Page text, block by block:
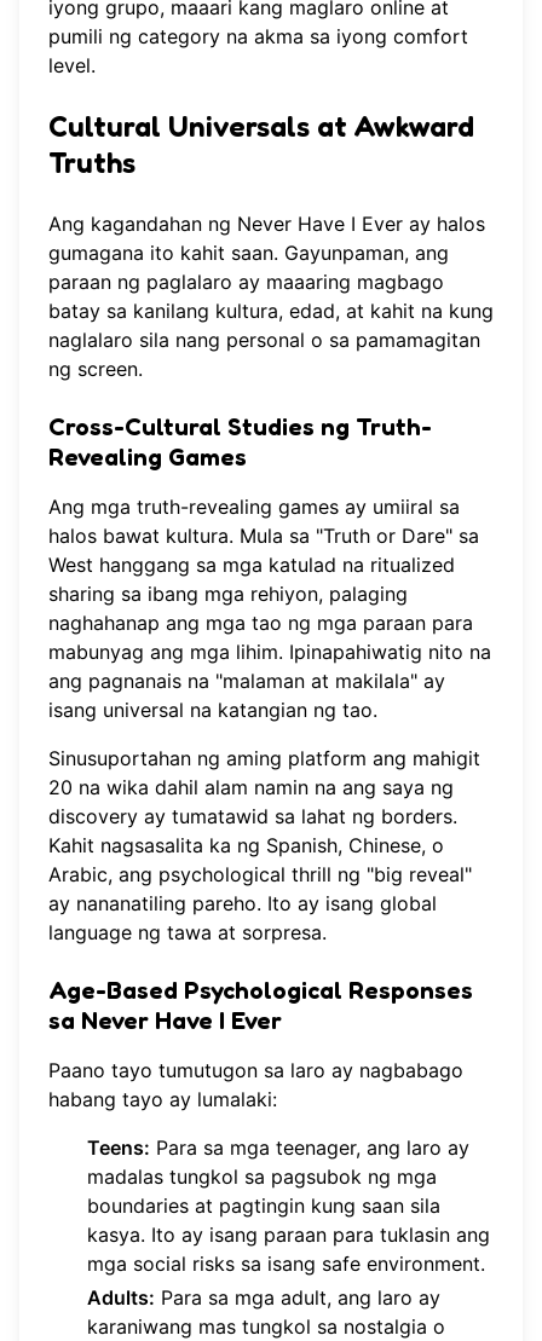
iyong grupo, maaari kang maglaro online at
pumili ng category na akma sa iyong comfort
level.
Cultural Universals at Awkward
Truths
Ang kagandahan ng Never Have I Ever ay halos
gumagana ito kahit saan. Gayunpaman, ang
paraan ng paglalaro ay maaaring magbago
batay sa kanilang kultura, edad, at kahit na kung
naglalaro sila nang personal o sa pamamagitan
ng screen.
Cross-Cultural Studies ng Truth-
Revealing Games
Ang mga truth-revealing games ay umiiral sa
halos bawat kultura. Mula sa "Truth or Dare" sa
West hanggang sa mga katulad na ritualized
sharing sa ibang mga rehiyon, palaging
naghahanap ang mga tao ng mga paraan para
mabunyag ang mga lihim. Ipinapahiwatig nito na
ang pagnanais na "malaman at makilala" ay
isang universal na katangian ng tao.
Sinusuportahan ng aming platform ang mahigit
20 na wika dahil alam namin na ang saya ng
discovery ay tumatawid sa lahat ng borders.
Kahit nagsasalita ka ng Spanish, Chinese, o
Arabic, ang psychological thrill ng "big reveal"
ay nananatiling pareho. Ito ay isang global
language ng tawa at sorpresa.
Age-Based Psychological Responses
sa Never Have I Ever
Paano tayo tumutugon sa laro ay nagbabago
habang tayo ay lumalaki:
Teens: Para sa mga teenager, ang laro ay
madalas tungkol sa pagsubok ng mga
boundaries at pagtingin kung saan sila
kasya. Ito ay isang paraan para tuklasin ang
mga social risks sa isang safe environment.
Adults: Para sa mga adult, ang laro ay
karaniwang mas tungkol sa nostalgia o